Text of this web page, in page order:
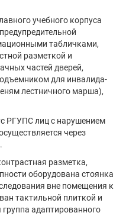
учебного корпуса
табличками,
разметкой и
частей дверей,
для инвалида-
лестничного марша),
РГУПС лиц с нарушением
через
разметка,
оборудована стоянка
вне помещения к
тактильной плиткой и
адаптированного